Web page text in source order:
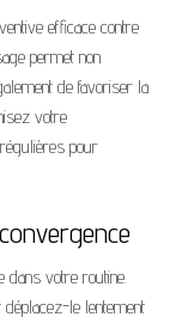
efficace contre
permet non
de favoriser la
votre
pour
dans votre routine.
le lentement